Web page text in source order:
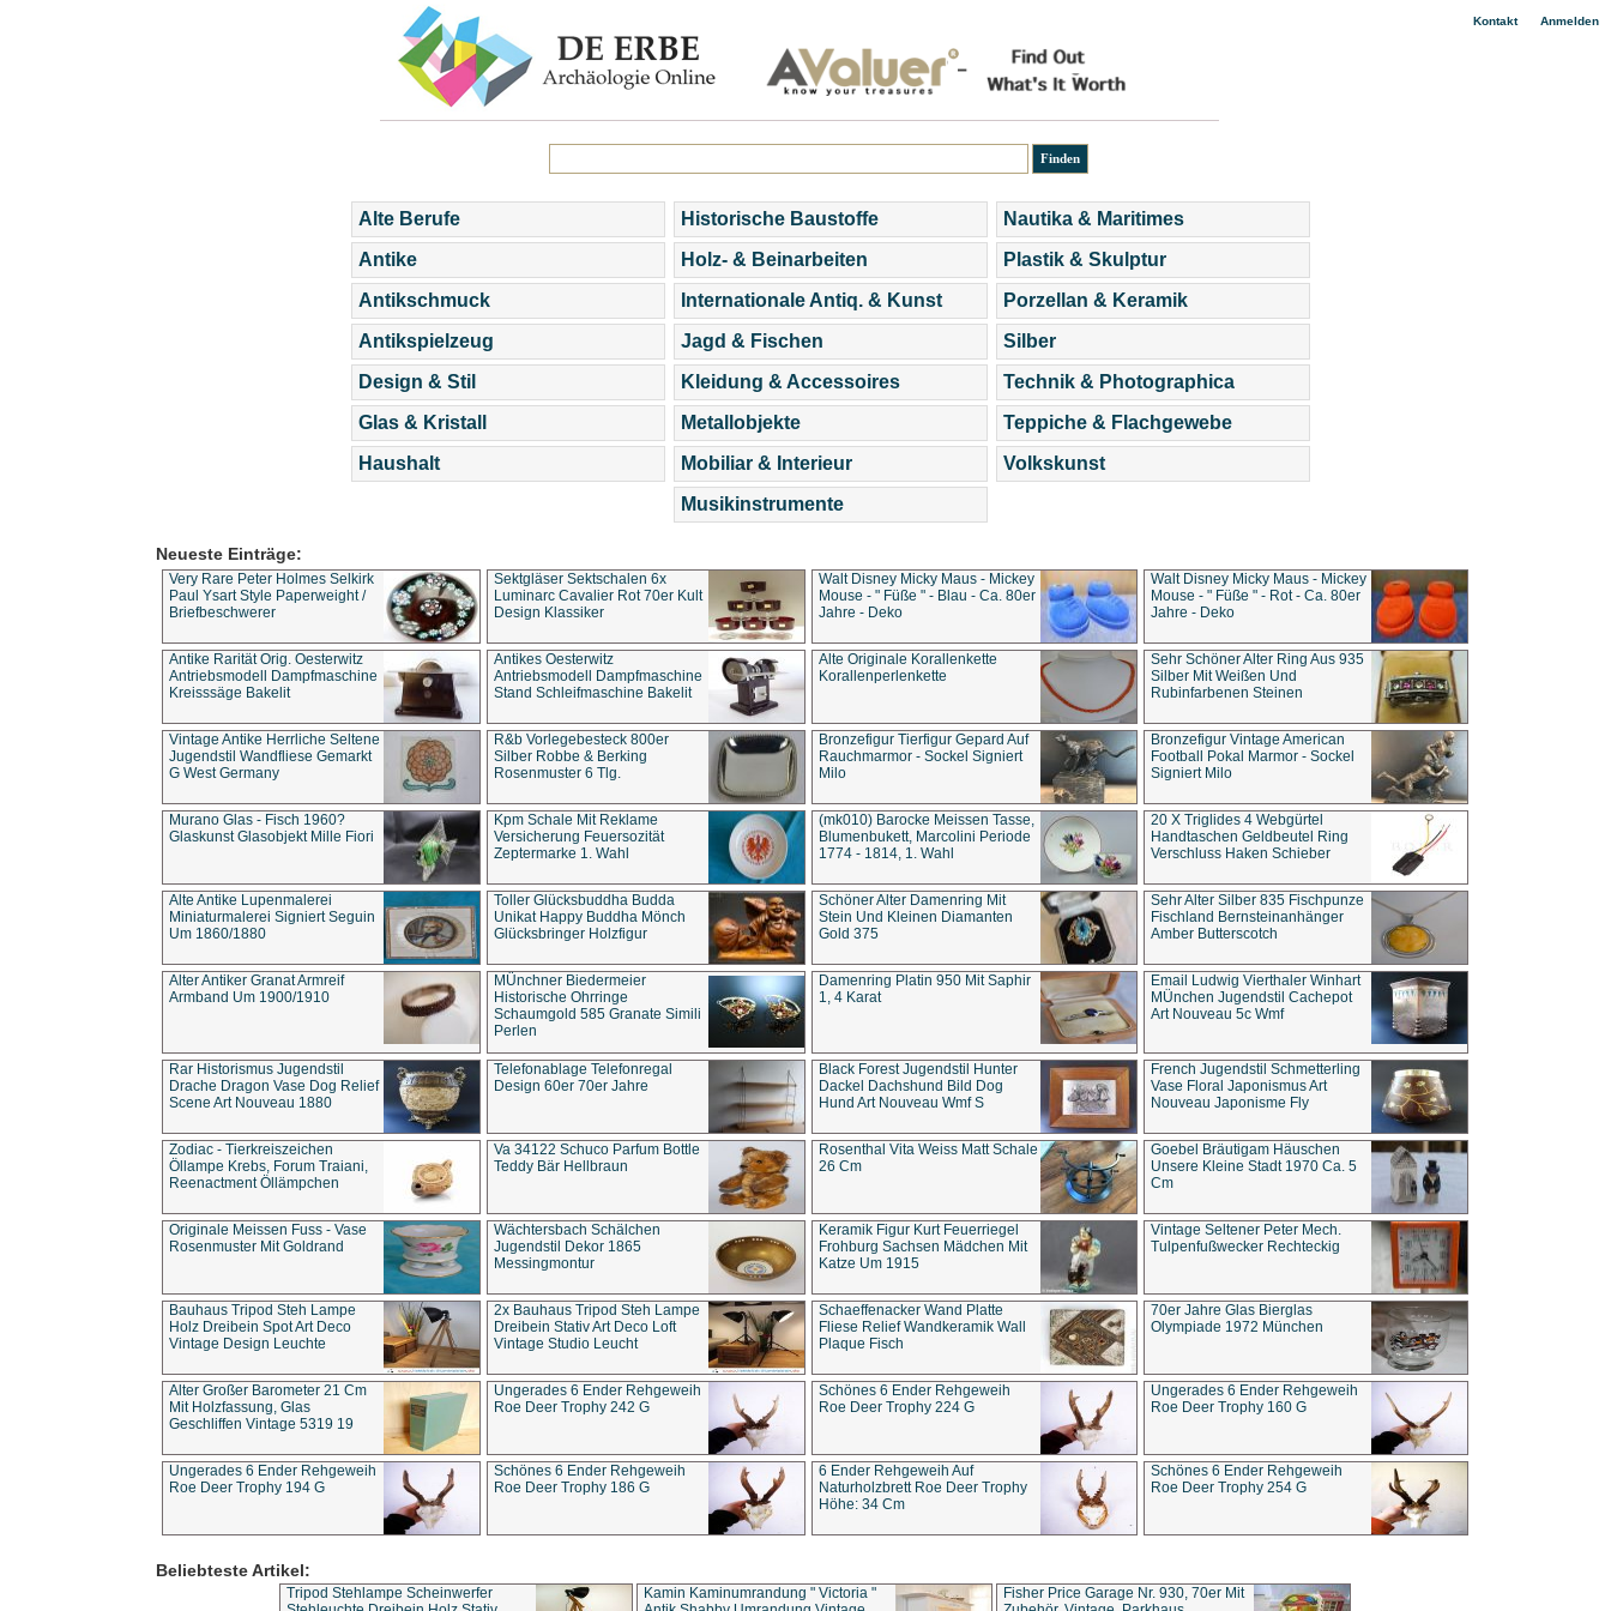
Kontakt| Anmelden
Alte Berufe
Antike
Antikschmuck
Antikspielzeug
Design & Stil
Glas & Kristall
Haushalt
Historische Baustoffe
Holz- & Beinarbeiten
Internationale Antiq. & Kunst
Jagd & Fischen
Kleidung & Accessoires
Metallobjekte
Mobiliar & Interieur
Musikinstrumente
Nautika & Maritimes
Plastik & Skulptur
Porzellan & Keramik
Silber
Technik & Photographica
Teppiche & Flachgewebe
Volkskunst
Neueste Einträge:
Very Rare Peter Holmes Selkirk
Paul Ysart Style Paperweight /
Briefbeschwerer
Sektgläser Sektschalen 6x
Luminarc Cavalier Rot 70er Kult
Design Klassiker
Walt Disney Micky Maus - Mickey
Mouse - " Füße " - Blau - Ca. 80er
Jahre - Deko
Walt Disney Micky Maus - Mickey
Mouse - " Füße " - Rot - Ca. 80er
Jahre - Deko
Antike Rarität Orig. Oesterwitz
Antriebsmodell Dampfmaschine
Kreisssäge Bakelit
Antikes Oesterwitz
Antriebsmodell Dampfmaschine
Stand Schleifmaschine Bakelit
Alte Originale Korallenkette
Korallenperlenkette
Sehr Schöner Alter Ring Aus 935
Silber Mit Weißen Und
Rubinfarbenen Steinen
Vintage Antike Herrliche Seltene
Jugendstil Wandfliese Gemarkt
G West Germany
R&b Vorlegebesteck 800er
Silber Robbe & Berking
Rosenmuster 6 Tlg.
Bronzefigur Tierfigur Gepard Auf
Rauchmarmor - Sockel Signiert
Milo
Bronzefigur Vintage American
Football Pokal Marmor - Sockel
Signiert Milo
Murano Glas - Fisch 1960?
Glaskunst Glasobjekt Mille Fiori
Kpm Schale Mit Reklame
Versicherung Feuersozität
Zeptermarke 1. Wahl
(mk010) Barocke Meissen Tasse,
Blumenbukett, Marcolini Periode
1774 - 1814, 1. Wahl
20 X Triglides 4 Webgürtel
Handtaschen Geldbeutel Ring
Verschluss Haken Schieber
Alte Antike Lupenmalerei
Miniaturmalerei Signiert Seguin
Um 1860/1880
Toller Glücksbuddha Budda
Unikat Happy Buddha Mönch
Glücksbringer Holzfigur
Schöner Alter Damenring Mit
Stein Und Kleinen Diamanten
Gold 375
Sehr Alter Silber 835 Fischpunze
Fischland Bernsteinanhänger
Amber Butterscotch
Alter Antiker Granat Armreif
Armband Um 1900/1910
MÜnchner Biedermeier
Historische Ohrringe
Schaumgold 585 Granate Simili
Perlen
Damenring Platin 950 Mit Saphir
1, 4 Karat
Email Ludwig Vierthaler Winhart
MÜnchen Jugendstil Cachepot
Art Nouveau 5c Wmf
Rar Historismus Jugendstil
Drache Dragon Vase Dog Relief
Scene Art Nouveau 1880
Telefonablage Telefonregal
Design 60er 70er Jahre
Black Forest Jugendstil Hunter
Dackel Dachshund Bild Dog
Hund Art Nouveau Wmf S
French Jugendstil Schmetterling
Vase Floral Japonismus Art
Nouveau Japonisme Fly
Zodiac - Tierkreiszeichen
Öllampe Krebs, Forum Traiani,
Reenactment Öllämpchen
Va 34122 Schuco Parfum Bottle
Teddy Bär Hellbraun
Rosenthal Vita Weiss Matt Schale
26 Cm
Goebel Bräutigam Häuschen
Unsere Kleine Stadt 1970 Ca. 5
Cm
Originale Meissen Fuss - Vase
Rosenmuster Mit Goldrand
Wächtersbach Schälchen
Jugendstil Dekor 1865
Messingmontur
Keramik Figur Kurt Feuerriegel
Frohburg Sachsen Mädchen Mit
Katze Um 1915
Vintage Seltener Peter Mech.
Tulpenfußwecker Rechteckig
Bauhaus Tripod Steh Lampe
Holz Dreibein Spot Art Deco
Vintage Design Leuchte
2x Bauhaus Tripod Steh Lampe
Dreibein Stativ Art Deco Loft
Vintage Studio Leucht
Schaeffenacker Wand Platte
Fliese Relief Wandkeramik Wall
Plaque Fisch
70er Jahre Glas Bierglas
Olympiade 1972 München
Alter Großer Barometer 21 Cm
Mit Holzfassung, Glas
Geschliffen Vintage 5319 19
Ungerades 6 Ender Rehgeweih
Roe Deer Trophy 242 G
Schönes 6 Ender Rehgeweih
Roe Deer Trophy 224 G
Ungerades 6 Ender Rehgeweih
Roe Deer Trophy 160 G
Ungerades 6 Ender Rehgeweih
Roe Deer Trophy 194 G
Schönes 6 Ender Rehgeweih
Roe Deer Trophy 186 G
6 Ender Rehgeweih Auf
Naturholzbrett Roe Deer Trophy
Höhe: 34 Cm
Schönes 6 Ender Rehgeweih
Roe Deer Trophy 254 G
Beliebteste Artikel:
Tripod Stehlampe Scheinwerfer
Kamin Kaminumrandung " Victoria "
Fisher Price Garage Nr. 930, 70er Mit